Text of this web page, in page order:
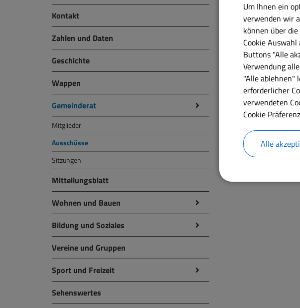
Kontakt
Zahlen und Daten
Geschichte
Wappen
Gemeinderat
Mitglieder
Ausschüsse
Sitzungen
Mitteilungsblatt
Wohnen und Bauen
Bildung und Soziales
Vereine und Gruppen
Sport und Freizeit
Sehenswertes
ZURÜCK
Kontaktdaten:
Um Ihnen ein
verwenden wir
können über die
Cookie
Buttons "Alle
Verwendung
"Alle ablehnen"
erforderlicher
verwendeten
Cookie
Alle